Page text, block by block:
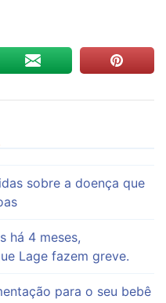
sobre a doença que
há 4 meses,
Lage fazem greve.
para o seu bebê